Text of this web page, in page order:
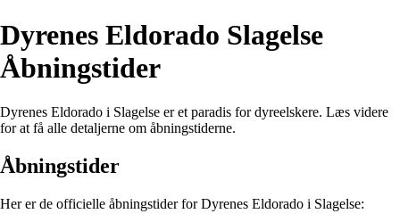
Dyrenes Eldorado Slagelse
Åbningstider
Dyrenes Eldorado i Slagelse er et paradis for dyreelskere. Læs videre
for at få alle detaljerne om åbningstiderne.
Åbningstider
Her er de officielle åbningstider for Dyrenes Eldorado i Slagelse: